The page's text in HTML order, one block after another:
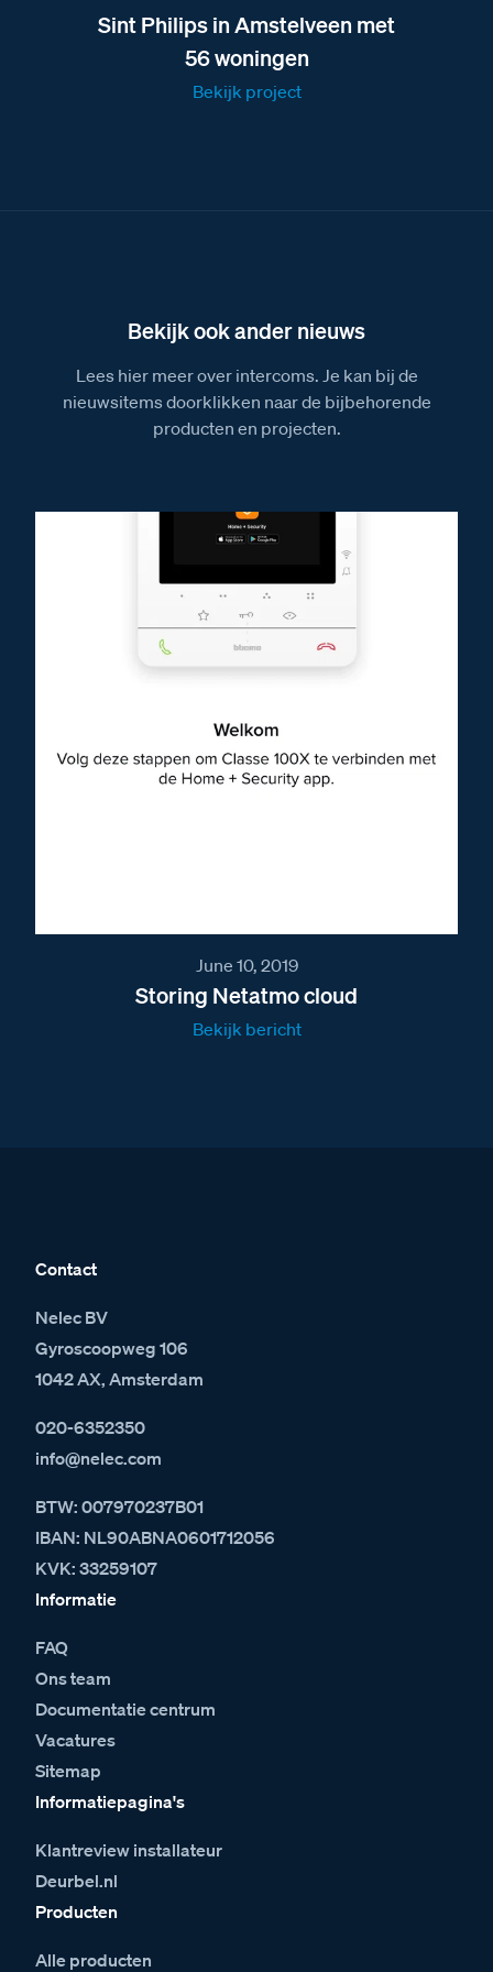
Sint Philips in Amstelveen met
56 woningen
Bekijk project
Bekijk ook ander nieuws
Lees hier meer over intercoms. Je kan bij de
nieuwsitems doorklikken naar de bijbehorende
producten en projecten.
June 10, 2019
Storing Netatmo cloud
Bekijk bericht
Contact
Nelec BV
Gyroscoopweg 106
1042 AX, Amsterdam
020-6352350
info@nelec.com
BTW: 007970237B01
IBAN: NL90ABNA0601712056
KVK: 33259107
Informatie
FAQ
Ons team
Documentatie centrum
Vacatures
Sitemap
Informatiepagina's
Klantreview installateur
Deurbel.nl
Producten
Alle producten